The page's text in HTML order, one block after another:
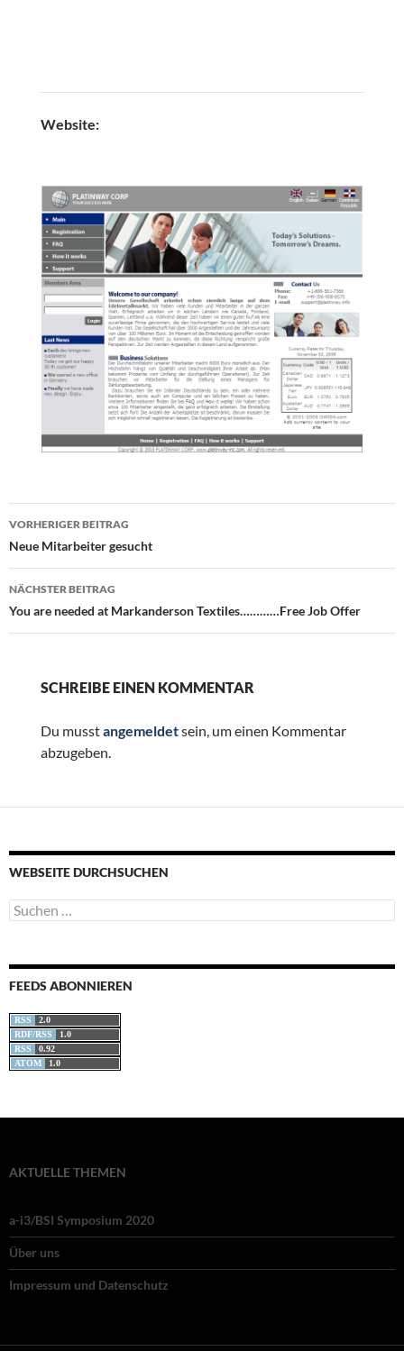
Website:
Beitragsnavigation
VORHERIGER BEITRAG
Neue Mitarbeiter gesucht
NÄCHSTER BEITRAG
You are needed at Markanderson Textiles…………Free Job Offer
SCHREIBE EINEN KOMMENTAR
Du musstangemeldetsein, um einen Kommentar
abzugeben.
WEBSEITE DURCHSUCHEN
Suchen
nach:
FEEDS ABONNIEREN
RSS
2.0
RDF/RSS
1.0
RSS
0.92
ATOM
1.0
AKTUELLE THEMEN
a-i3/BSI Symposium 2020
Über uns
Impressum und Datenschutz